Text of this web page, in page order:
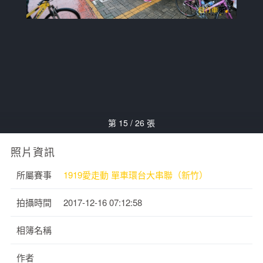
第 15 / 26 張
照片資訊
所屬賽事 1919愛走動 單車環台大串聯（新竹）
拍攝時間 2017-12-16 07:12:58
相簿名稱
作者